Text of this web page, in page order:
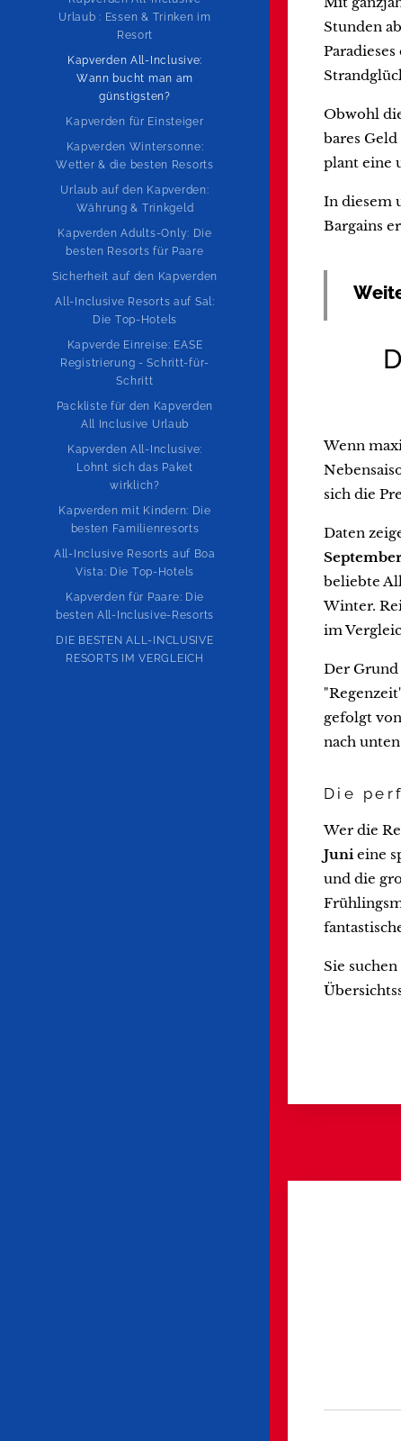
Urlaub : Essen & Trinken im
Resort
Kapverden All-Inclusive:
Wann bucht man am
günstigsten?
Kapverden für Einsteiger
Kapverden Wintersonne:
Wetter & die besten Resorts
Urlaub auf den Kapverden:
Währung & Trinkgeld
Kapverden Adults-Only: Die
besten Resorts für Paare
Sicherheit auf den Kapverden
All-Inclusive Resorts auf Sal:
Die Top-Hotels
Kapverde Einreise: EASE
Registrierung - Schritt-für-
Schritt
Packliste für den Kapverden
All Inclusive Urlaub
Kapverden All-Inclusive:
Lohnt sich das Paket
wirklich?
Kapverden mit Kindern: Die
besten Familienresorts
All-Inclusive Resorts auf Boa
Vista: Die Top-Hotels
Kapverden für Paare: Die
besten All-Inclusive-Resorts
DIE BESTEN ALL-INCLUSIVE
RESORTS IM VERGLEICH
Stunden
Obwohl
bares
plant eine
In diesem
Bargains
Wenn
sich die
Daten
beliebte
Winter.
im
Der Grund
gefolgt
nach
Die
Wer die
Junieine
und die
Sie